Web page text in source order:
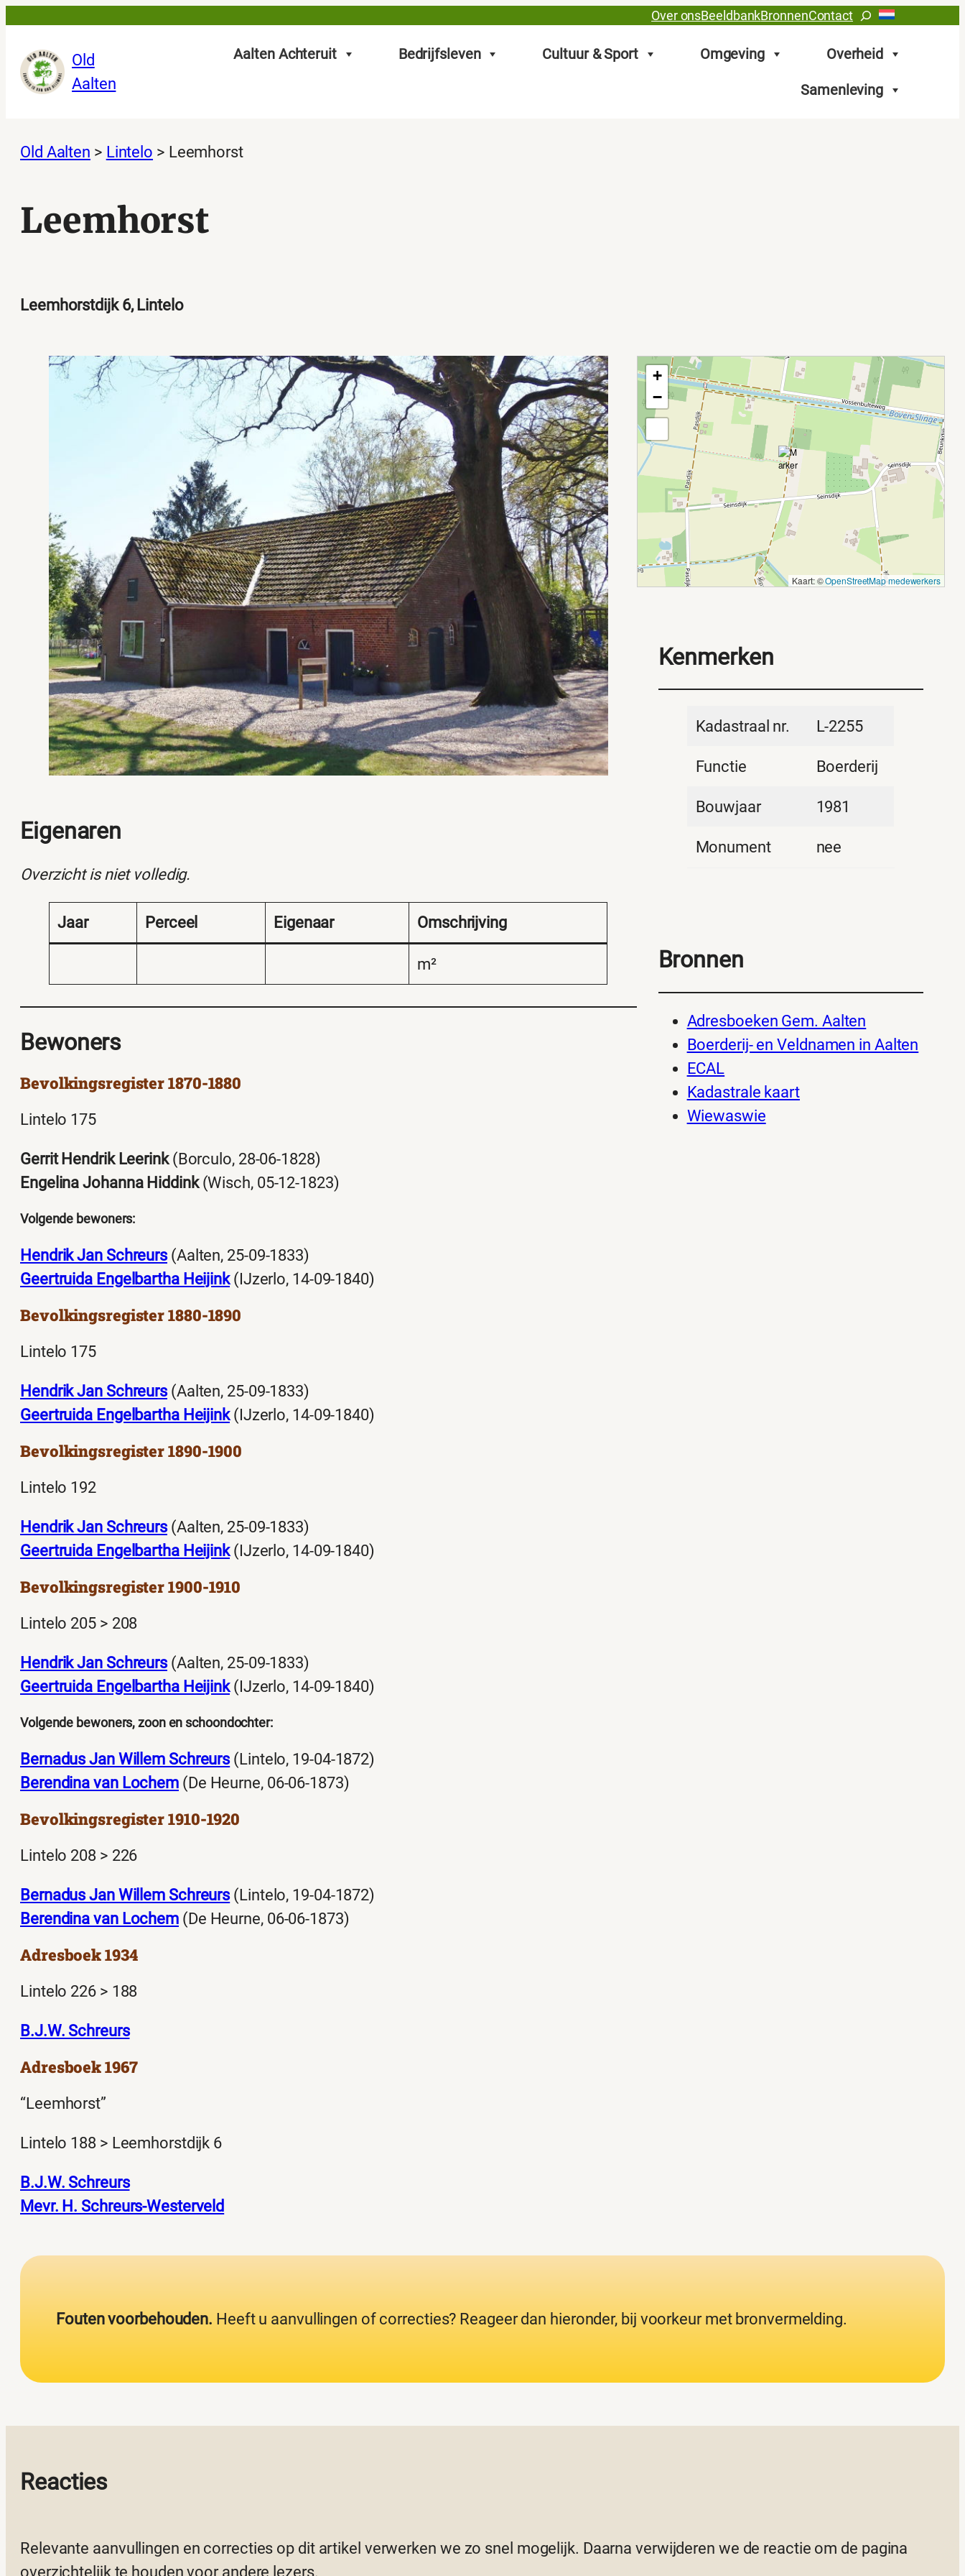
de
inhoud
Over onsBeeldbankBronnenContactZoeken
Old
Aalten
Aalten Achteruit Bedrijfsleven Cultuur & Sport Omgeving Overheid
Samenleving
Old Aalten > Lintelo > Leemhorst
Leemhorst
Leemhorstdijk 6, Lintelo
Eigenaren
Overzicht is niet volledig.
Jaar Perceel Eigenaar Omschrijving
m²
Bewoners
Bevolkingsregister 1870-1880
Lintelo 175
Gerrit Hendrik Leerink(Borculo, 28-06-1828)
Engelina Johanna Hiddink(Wisch, 05-12-1823)
Volgende bewoners:
Hendrik Jan Schreurs(Aalten, 25-09-1833)
Geertruida Engelbartha Heijink(IJzerlo, 14-09-1840)
Bevolkingsregister 1880-1890
Lintelo 175
Hendrik Jan Schreurs(Aalten, 25-09-1833)
Geertruida Engelbartha Heijink(IJzerlo, 14-09-1840)
Bevolkingsregister 1890-1900
Lintelo 192
Hendrik Jan Schreurs(Aalten, 25-09-1833)
Geertruida Engelbartha Heijink(IJzerlo, 14-09-1840)
Bevolkingsregister 1900-1910
Lintelo 205 > 208
Hendrik Jan Schreurs(Aalten, 25-09-1833)
Geertruida Engelbartha Heijink(IJzerlo, 14-09-1840)
Volgende bewoners, zoon en schoondochter:
Bernadus Jan Willem Schreurs(Lintelo, 19-04-1872)
Berendina van Lochem (De Heurne, 06-06-1873)
Bevolkingsregister 1910-1920
Lintelo 208 > 226
Bernadus Jan Willem Schreurs(Lintelo, 19-04-1872)
Berendina van Lochem (De Heurne, 06-06-1873)
Adresboek 1934
Lintelo 226 > 188
B.J.W. Schreurs
Adresboek 1967
“Leemhorst”
Lintelo 188 > Leemhorstdijk 6
B.J.W. Schreurs
Mevr. H. Schreurs-Westerveld
+
−
Kaart: ©OpenStreetMap medewerkers
Kenmerken
Kadastraal nr. L-2255
Functie Boerderij
Bouwjaar 1981
Monument nee
Bronnen
Adresboeken Gem. Aalten
Boerderij- en Veldnamen in Aalten
ECAL
Kadastrale kaart
Wiewaswie
Fouten voorbehouden. Heeft u aanvullingen of correcties? Reageer dan hieronder, bij voorkeur met bronvermelding.
Reacties
Relevante aanvullingen en correcties op dit artikel verwerken we zo snel mogelijk. Daarna verwijderen we de reactie om de pagina
overzichtelijk te houden voor andere lezers.